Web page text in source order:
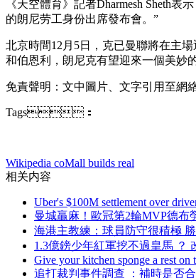
《天空體育》記者Dharmesh Sheth表
的朗尼劳工身份出席發布會 。”
北京時間12月5日，克已曼聯將在主場
和伯恩利，朗尼克有望迎來一個美妙的
免責聲明：文中圖片、文字引用至網
Tags：
Wikipedia coMall builds real
相关内容
Uber's $100M settlement over
曼城贏麻！歐冠第2輪MVP德
海港主教練：球員防守很積極
1.3億鎊少年紅軍挖不過皇馬 
Give your kitchen sponge a rest on
追打裁判事件調查 ：補時是否合